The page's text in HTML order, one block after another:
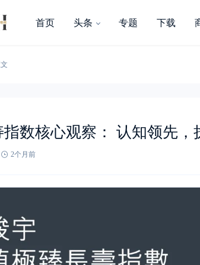
首页 头条 专题 下载
数核心观察： 认知领先，
2个月前